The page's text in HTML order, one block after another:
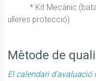
ulleres protecció)
Mètode de
El calendari d'avaluació